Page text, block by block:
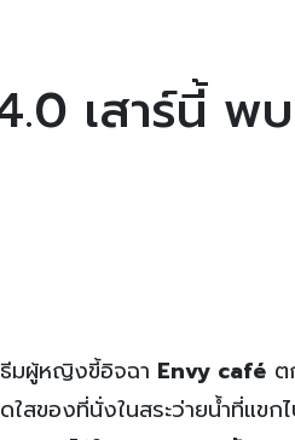
เสาร์นี้ พ
ธีมผู้หญิงขี้อิจฉา Envy café ต
สของที่นั่งในสระว่ายน้ำที่แข